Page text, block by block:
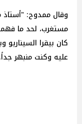
وقال ممدوح: "أستاذ
مستغرب، لحد ما
كان بيقرا
عليه وكنت منبهر